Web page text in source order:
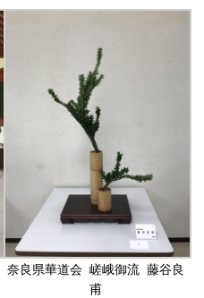
奈良県華道会 嵯峨御流 藤谷良
甫